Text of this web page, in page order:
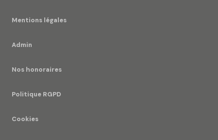
Mentions légales
Admin
Nos honoraires
Politique RGPD
Cookies